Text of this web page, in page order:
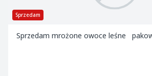
Sprzedam
Sprzedam mrożone owoce leśne